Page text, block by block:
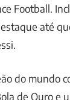
Football.
até
do mundo
de Ouro e